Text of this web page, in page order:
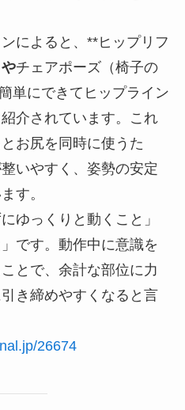
によると、**ヒップリフ
やチェアポーズ（椅子の
単にできてヒップライン
介されています。これ
お尻を同時に使うた
いやすく、姿勢の安定
す。
ゆっくりと動くこと」
です。動作中に意識を
とで、余計な部位に力
き締めやすくなると言
26674